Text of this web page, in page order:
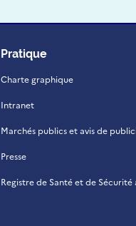
Pratique
Charte graphique
Intranet
Marchés publics et avis de
Presse
Registre de Santé et de Sécurité